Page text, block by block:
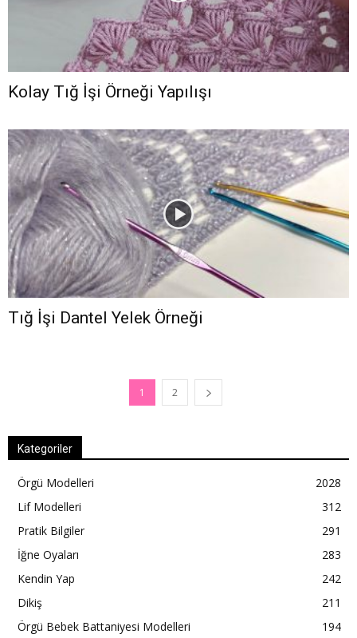
Kolay Tığ İşi Örneği Yapılışı
Tığ İşi Dantel Yelek Örneği
1 2
Kategoriler
Örgü Modelleri
2028
Lif Modelleri
312
Pratik Bilgiler
291
İğne Oyaları
283
Kendin Yap
242
Dikiş
211
Örgü Bebek Battaniyesi Modelleri
194